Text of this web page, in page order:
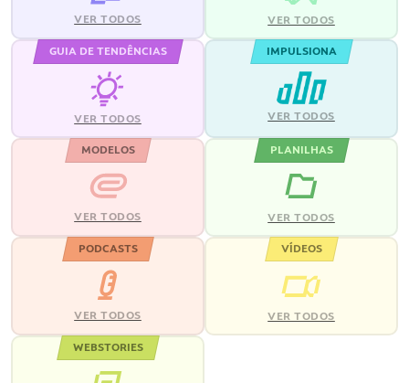
VER TODOS VER TODOS
GUIA DE TENDÊNCIAS
VER TODOS
IMPULSIONA
VER TODOS
MODELOS
VER TODOS
PLANILHAS
VER TODOS
PODCASTS
VER TODOS
VÍDEOS
VER TODOS
WEBSTORIES